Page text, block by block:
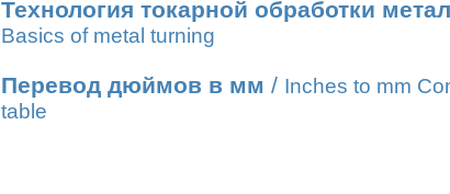
Технология токарной обработки
Basics of metal turning
Перевод дюймов в мм / Inches to mm
table